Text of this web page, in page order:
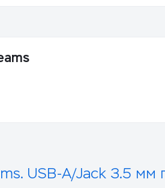
USB-A/Jack 3.5 мм